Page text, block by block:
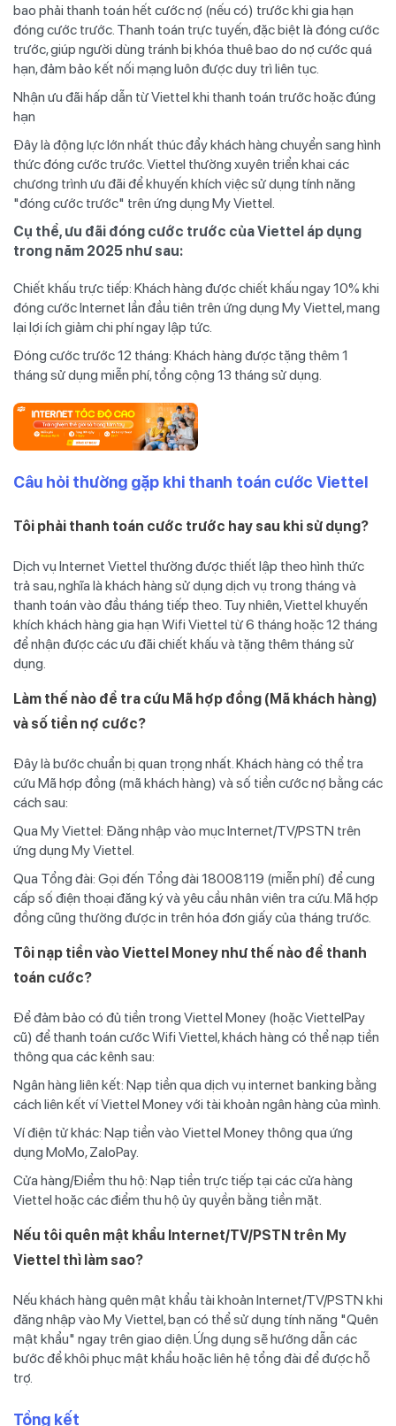
bao phải thanh toán hết cước nợ (nếu có) trước khi gia hạn
đóng cước trước. Thanh toán trực tuyến, đặc biệt là đóng cước
trước, giúp người dùng tránh bị khóa thuê bao do nợ cước quá
hạn, đảm bảo kết nối mạng luôn được duy trì liên tục.
Nhận ưu đãi hấp dẫn từ Viettel khi thanh toán trước hoặc đúng
hạn
Đây là động lực lớn nhất thúc đẩy khách hàng chuyển sang hình
thức đóng cước trước. Viettel thường xuyên triển khai các
chương trình ưu đãi để khuyến khích việc sử dụng tính năng
"đóng cước trước" trên ứng dụng My Viettel.
Cụ thể, ưu đãi đóng cước trước của Viettel áp dụng
trong năm 2025 như sau:
Chiết khấu trực tiếp: Khách hàng được chiết khấu ngay 10% khi
đóng cước Internet lần đầu tiên trên ứng dụng My Viettel, mang
lại lợi ích giảm chi phí ngay lập tức.
Đóng cước trước 12 tháng: Khách hàng được tặng thêm 1
tháng sử dụng miễn phí, tổng cộng 13 tháng sử dụng.
Câu hỏi thường gặp khi thanh toán cước Viettel
Tôi phải thanh toán cước trước hay sau khi sử dụng?
Dịch vụ Internet Viettel thường được thiết lập theo hình thức
trả sau, nghĩa là khách hàng sử dụng dịch vụ trong tháng và
thanh toán vào đầu tháng tiếp theo. Tuy nhiên, Viettel khuyến
khích khách hàng gia hạn Wifi Viettel từ 6 tháng hoặc 12 tháng
để nhận được các ưu đãi chiết khấu và tặng thêm tháng sử
dụng.
Làm thế nào để tra cứu Mã hợp đồng (Mã khách hàng)
và số tiền nợ cước?
Đây là bước chuẩn bị quan trọng nhất. Khách hàng có thể tra
cứu Mã hợp đồng (mã khách hàng) và số tiền cước nợ bằng các
cách sau:
Qua My Viettel: Đăng nhập vào mục Internet/TV/PSTN trên
ứng dụng My Viettel.
Qua Tổng đài: Gọi đến Tổng đài 18008119 (miễn phí) để cung
cấp số điện thoại đăng ký và yêu cầu nhân viên tra cứu. Mã hợp
đồng cũng thường được in trên hóa đơn giấy của tháng trước.
Tôi nạp tiền vào Viettel Money như thế nào để thanh
toán cước?
Để đảm bảo có đủ tiền trong Viettel Money (hoặc ViettelPay
cũ) để thanh toán cước Wifi Viettel, khách hàng có thể nạp tiền
thông qua các kênh sau:
Ngân hàng liên kết: Nạp tiền qua dịch vụ internet banking bằng
cách liên kết ví Viettel Money với tài khoản ngân hàng của mình.
Ví điện tử khác: Nạp tiền vào Viettel Money thông qua ứng
dụng MoMo, ZaloPay.
Cửa hàng/Điểm thu hộ: Nạp tiền trực tiếp tại các cửa hàng
Viettel hoặc các điểm thu hộ ủy quyền bằng tiền mặt.
Nếu tôi quên mật khẩu Internet/TV/PSTN trên My
Viettel thì làm sao?
Nếu khách hàng quên mật khẩu tài khoản Internet/TV/PSTN khi
đăng nhập vào My Viettel, bạn có thể sử dụng tính năng "Quên
mật khẩu" ngay trên giao diện. Ứng dụng sẽ hướng dẫn các
bước để khôi phục mật khẩu hoặc liên hệ tổng đài để được hỗ
trợ.
Tổng kết